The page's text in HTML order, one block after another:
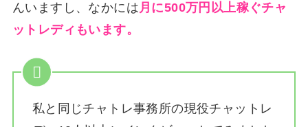
んいますし、なかには月に500万円以上稼ぐチャ
ットレディもいます。
私と同じチャトレ事務所の現役チャットレ